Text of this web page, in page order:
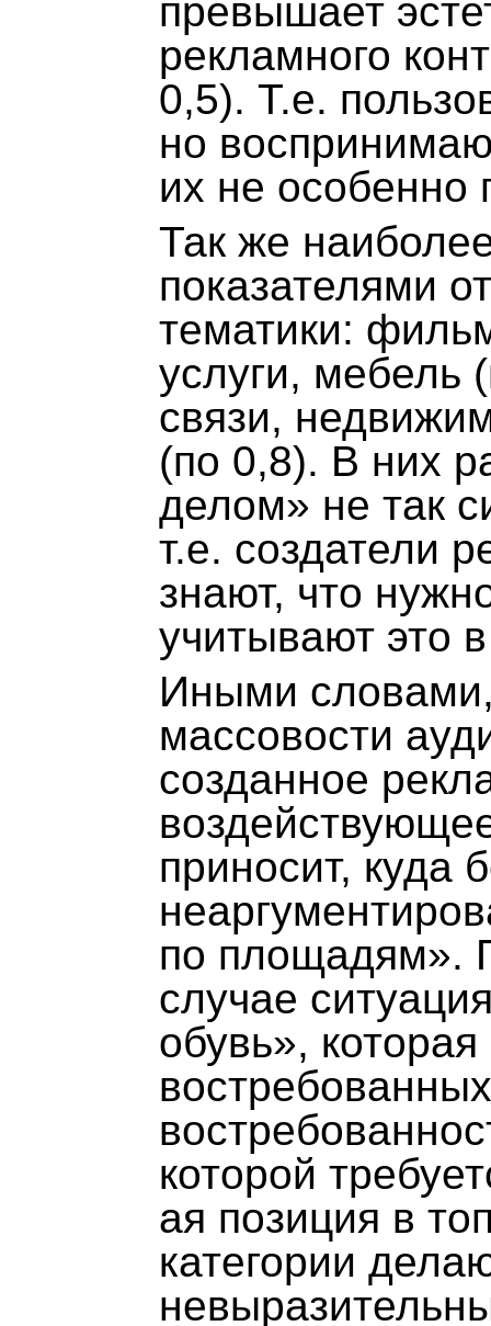
превышает
рекламного
0,5). Т.е.
но
их не особенно
Так же
показателями
тематики:
услуги, мебель
связи,
(по 0,8). В них
делом» не так
т.е. создатели
знают, что
учитывают это
Иными
массовости
созданное
приносит, куда
по площадям».
случае
обувь»,
которой
ая позиция в
категории